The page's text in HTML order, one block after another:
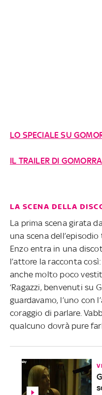
LO SPECIALE SU
IL TRAILER DI
LA SCENA DELLA
La prima scena girata
una scena
Enzo entra in una
l’attore la racconta
anche molto poco
‘Ragazzi, benvenuti su
guardavamo, l’uno con
coraggio di parlare.
qualcuno dovrà pure